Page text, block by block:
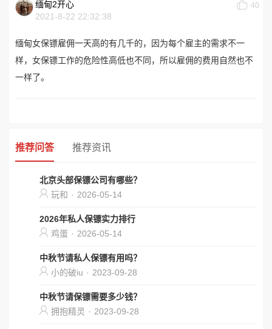
缅甸2开心
2021-8-22 22:32:38
40
缅甸女保镖雇佣一天高的有几千的，因为每个雇主的需求不一
样，女保镖工作的危险性高低也不同，所以雇佣的费用自然也不
一样了。
推荐问答 推荐资讯
北京头部保镖公司有哪些？
玩和 · 2026-05-14
2026年私人保镖实力排行
鸡蛋 · 2026-05-14
中秋节请私人保镖有用吗？
小的破iu · 2023-09-28
中秋节请保镖需要多少钱？
拥抱精灵 · 2023-09-28